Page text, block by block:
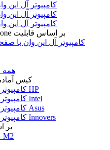
کامپیوتر آل این وان 24
کامپیوتر آل این وان 22
کامپیوتر آل این وان 27
کامپیوتر All in one بر اساس قابلیت
کامپیوتر آل این وان با
همه
کیس
کامپیوتر دسکتاپ HP
کامپیوتر دسکتاپ Intel
کامپیوتر دسکتاپ Asus
کامپیوتر دسکتاپ Innovers
بر
مک مینی M2